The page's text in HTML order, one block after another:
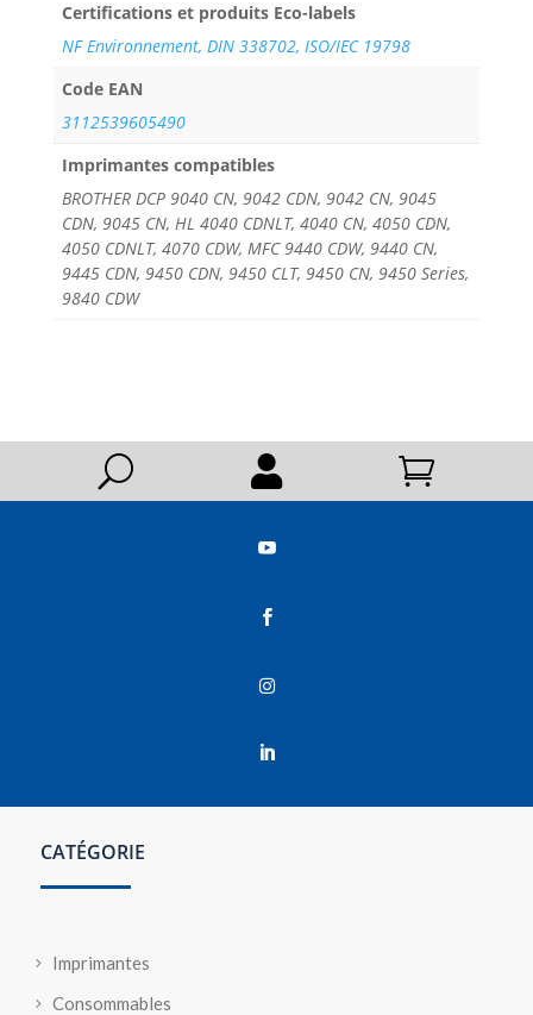
Certifications et produits Eco-labels
NF Environnement, DIN 338702, ISO/IEC 19798
Code EAN
3112539605490
Imprimantes compatibles
BROTHER DCP 9040 CN, 9042 CDN, 9042 CN, 9045
CDN, 9045 CN, HL 4040 CDNLT, 4040 CN, 4050 CDN,
4050 CDNLT, 4070 CDW, MFC 9440 CDW, 9440 CN,
9445 CDN, 9450 CDN, 9450 CLT, 9450 CN, 9450 Series,
9840 CDW
U  




CATÉGORIE
Imprimantes
Consommables